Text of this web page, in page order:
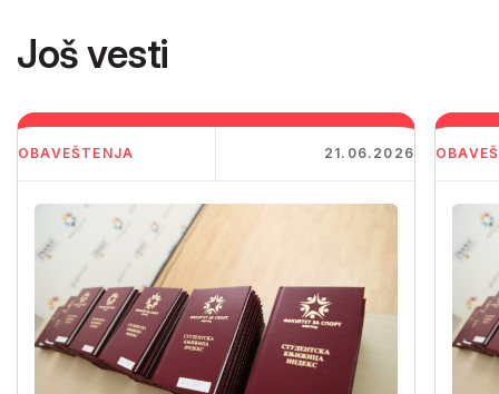
Još vesti
OBAVEŠTENJA 21.06.2026